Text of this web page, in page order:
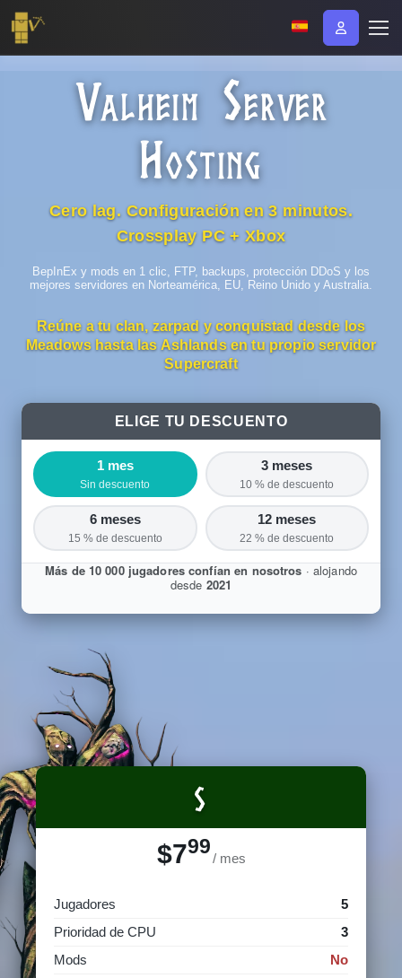
VALHEIM SERVER
HOSTING
Cero lag. Configuración en 3 minutos.
Crossplay PC + Xbox
BepInEx y mods en 1 clic, FTP, backups, protección DDoS y los
mejores servidores en Norteamérica, EU, Reino Unido y Australia.
Reúne a tu clan, zarpad y conquistad desde los
Meadows hasta las Ashlands en tu propio servidor
Supercraft
ELIGE TU DESCUENTO
1 mes
Sin descuento
3 meses
10 % de descuento
6 meses
15 % de descuento
12 meses
22 % de descuento
Más de 10 000 jugadores confían en nosotros · alojando
desde 2021
S
$799
/ mes
Jugadores
5
Prioridad de CPU
3
Mods
No